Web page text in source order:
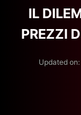
IL
PREZZI
Updated